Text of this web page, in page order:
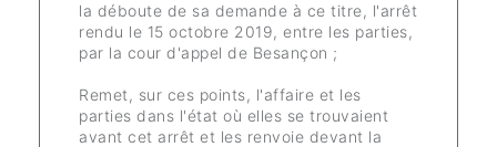
la déboute de sa demande à ce titre, l'arrêt
rendu le 15 octobre 2019, entre les parties,
par la cour d'appel de Besançon ;
Remet, sur ces points, l'affaire et les
parties dans l'état où elles se trouvaient
avant cet arrêt et les renvoie devant la